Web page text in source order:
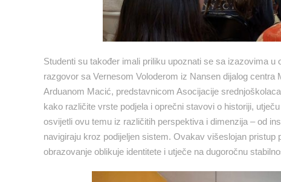
Studenti su također imali priliku upoznati se sa izazovima
razgovor sa Vernesom Voloderom iz Nansen dijalog
Arduanom Macić, predstavnicom Asocijacije
kako različite vrste podjela i oprečni stavovi o historiji,
osvijetli ovu temu iz različitih perspektiva i dimenzija – od
navigiraju kroz podijeljen sistem. Ovakav višeslojan
obrazovanje oblikuje identitete i utječe na dugoročnu